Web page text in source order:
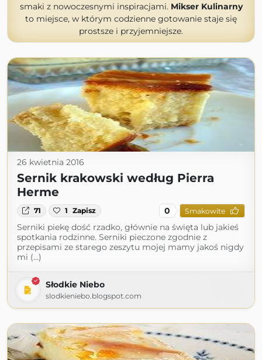
smaki z nowoczesnymi inspiracjami. Mikser Kulinarny
to miejsce, w którym codzienne gotowanie staje się
prostsze i przyjemniejsze.
26 kwietnia 2016
Sernik krakowski według Pierra
Herme
71 1 Zapisz 0 Smakowite
Serniki piekę dość rzadko, głównie na święta lub jakieś
spotkania rodzinne. Serniki pieczone zgodnie z
przepisami ze starego zeszytu mojej mamy jakoś nigdy
mi (...)
Słodkie Niebo
slodkieniebo.blogspot.com